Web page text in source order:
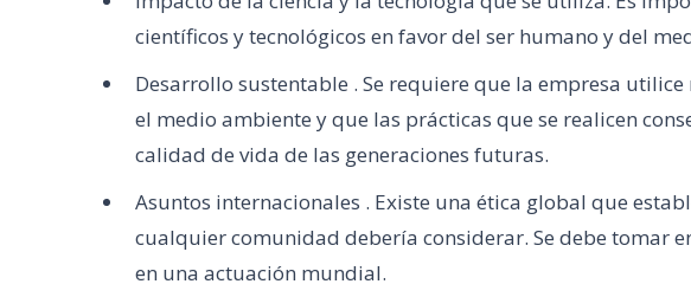
científicos y tecnológicos en favor del ser humano y del
Desarrollo sustentable . Se requiere que la empresa
el medio ambiente y que las prácticas que se realicen
calidad de vida de las generaciones futuras.
Asuntos internacionales . Existe una ética global que
cualquier comunidad debería considerar. Se debe tomar
en una actuación mundial.